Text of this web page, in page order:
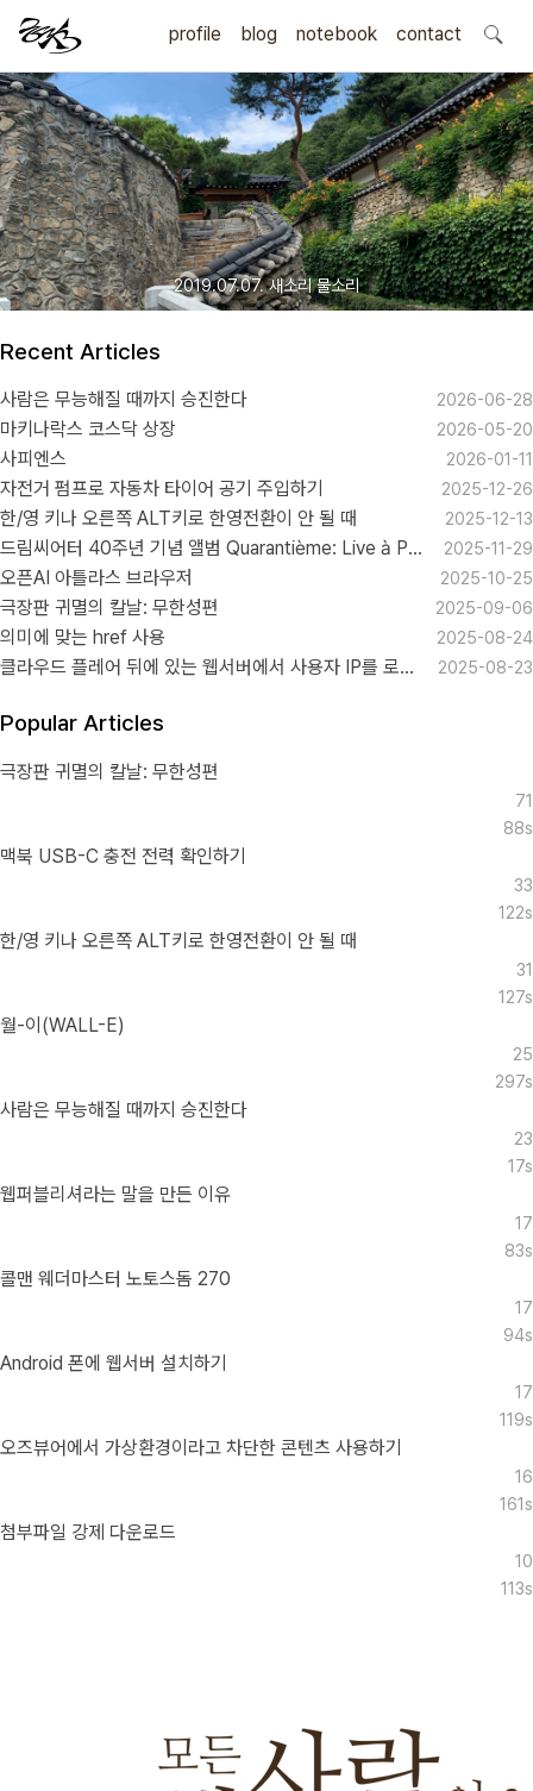
profile blog notebook contact
search
2019.07.07. 새소리 물소리
Recent Articles
사람은 무능해질 때까지 승진한다 2026-06-28
마키나락스 코스닥 상장 2026-05-20
사피엔스 2026-01-11
자전거 펌프로 자동차 타이어 공기 주입하기 2025-12-26
한/영 키나 오른쪽 ALT키로 한영전환이 안 될 때 2025-12-13
드림씨어터 40주년 기념 앨범 Quarantième: Live à Paris 2025-11-29
오픈AI 아틀라스 브라우저 2025-10-25
극장판 귀멸의 칼날: 무한성편 2025-09-06
의미에 맞는 href 사용 2025-08-24
클라우드 플레어 뒤에 있는 웹서버에서 사용자 IP를 로그로 남기기 2025-08-23
Popular Articles
극장판 귀멸의 칼날: 무한성편
71
88s
맥북 USB-C 충전 전력 확인하기
33
122s
한/영 키나 오른쪽 ALT키로 한영전환이 안 될 때
31
127s
월-이(WALL-E)
25
297s
사람은 무능해질 때까지 승진한다
23
17s
웹퍼블리셔라는 말을 만든 이유
17
83s
콜맨 웨더마스터 노토스돔 270
17
94s
Android 폰에 웹서버 설치하기
17
119s
오즈뷰어에서 가상환경이라고 차단한 콘텐츠 사용하기
16
161s
첨부파일 강제 다운로드
10
113s